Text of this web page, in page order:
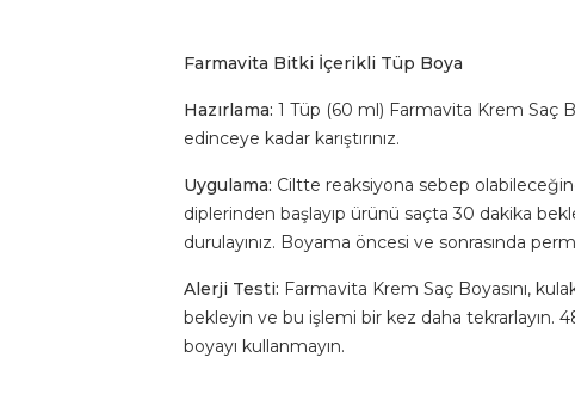
Farmavita Bitki İçerikli Tüp Boya
Hazırlama: 1 Tüp (60 ml) Farmavita Krem Saç
edinceye kadar karıştırınız.
Uygulama: Ciltte reaksiyona sebep
diplerinden başlayıp ürünü saçta 30 dakika
durulayınız. Boyama öncesi ve sonrasında
Alerji Testi: Farmavita Krem Saç Boyasını,
bekleyin ve bu işlemi bir kez daha tekrarlayın.
boyayı kullanmayın.